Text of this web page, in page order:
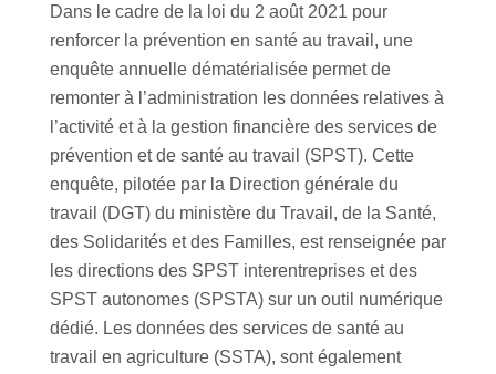
Dans le cadre de la loi du 2 août 2021 pour
renforcer la prévention en santé au travail, une
enquête annuelle dématérialisée permet de
remonter à l’administration les données relatives à
l’activité et à la gestion financière des services de
prévention et de santé au travail (SPST). Cette
enquête, pilotée par la Direction générale du
travail (DGT) du ministère du Travail, de la Santé,
des Solidarités et des Familles, est renseignée par
les directions des SPST interentreprises et des
SPST autonomes (SPSTA) sur un outil numérique
dédié. Les données des services de santé au
travail en agriculture (SSTA), sont également